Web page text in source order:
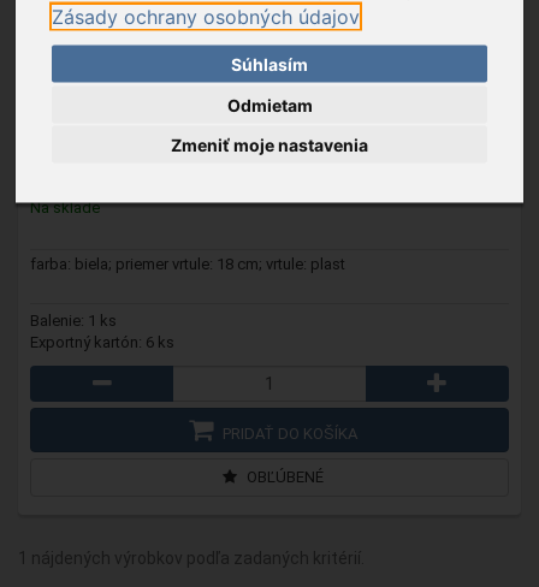
Zásady ochrany osobných údajov
Súhlasím
Odmietam
Zmeniť moje nastavenia
WFM 2- Nástenný ventilátor
Na sklade
farba: biela; priemer vrtule: 18 cm; vrtule: plast
Balenie: 1 ks
Exportný kartón: 6 ks
PRIDAŤ DO KOŠÍKA
OBĽÚBENÉ
1 nájdených výrobkov podľa zadaných kritérií.